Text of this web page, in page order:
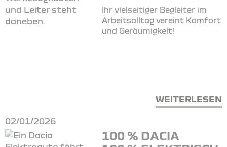
Ihr vielseitiger Begleiter im
Arbeitsalltag vereint Komfort
und Geräumigkeit!
WEITERLESEN
02/01/2026
100 % DACIA